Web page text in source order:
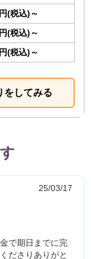
円(税込)～
円(税込)～
円(税込)～
してみる
25/03/17
で期日までに完
ださりありがと